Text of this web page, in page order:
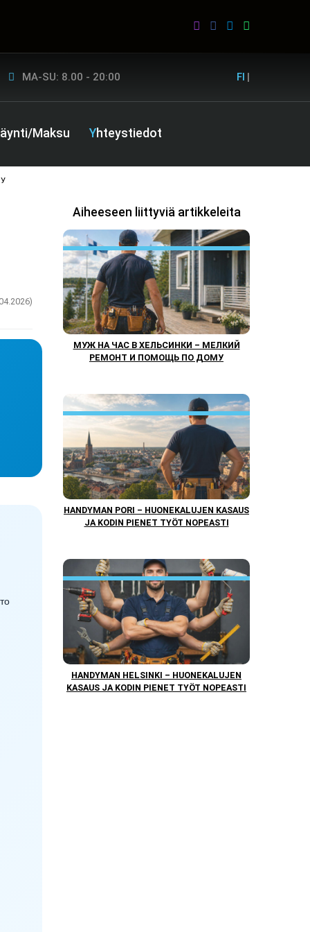
MA-SU: 8.00 - 20:00 FI |
Maksu Yhteystiedot
Aiheeseen liittyviä artikkeleita
МУЖ НА ЧАС В ХЕЛЬСИНКИ – МЕЛКИЙ
РЕМОНТ И ПОМОЩЬ ПО ДОМУ
HANDYMAN PORI – HUONEKALUJEN KASAUS
JA KODIN PIENET TYÖT NOPEASTI
HANDYMAN HELSINKI – HUONEKALUJEN
KASAUS JA KODIN PIENET TYÖT NOPEASTI